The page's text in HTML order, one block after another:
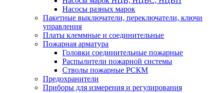
Насосы разных марок
Пакетные выключатели, переключатели, ключи
управления
Платы клеммные и соединительные
Пожарная арматура
Головки соединительные пожарные
Распылители пожарной системы
Стволы пожарные РСКМ
Предохранители
Приборы для измерения и регулирования